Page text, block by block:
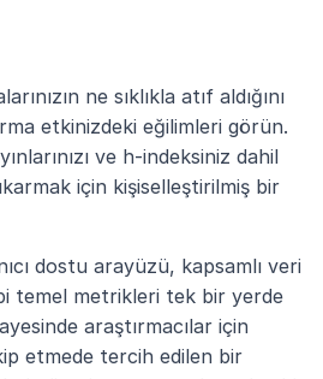
ne sıklıkla atıf aldığını
etkinizdeki eğilimleri görün.
ve h-indeksiniz dahil
için kişiselleştirilmiş bir
dostu arayüzü, kapsamlı veri
temel metrikleri tek bir yerde
araştırmacılar için
etmede tercih edilen bir